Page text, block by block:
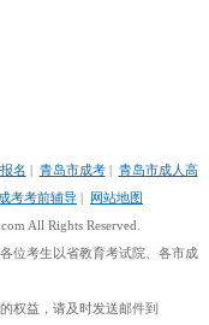
名 | 青岛市成考| 青岛市成人高
考考前辅导 | 网站地图
All Rights Reserved.
位考生以省教育考试院、各市成
权益，请及时发送邮件到